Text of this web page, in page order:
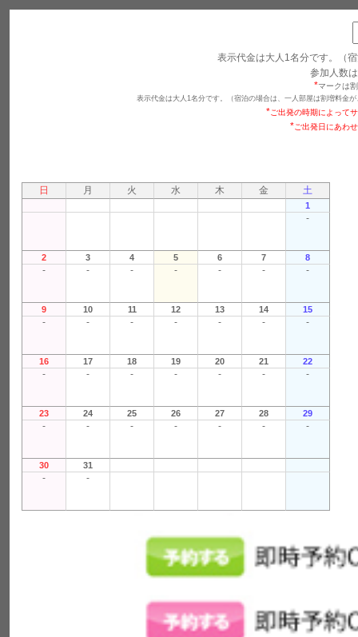
表示代金は大人1名分です。（
参加人数は
*マークは
表示代金は大人1名分です。（宿泊の場合は、一人部屋は割増料金
*ご出発の時期によって
*ご出発日にあわ
日 月 火 水 木 金 土
1
-
2 3 4 5 6 7 8
- - - - - - -
9 10 11 12 13 14 15
- - - - - - -
16 17 18 19 20 21 22
- - - - - - -
23 24 25 26 27 28 29
- - - - - - -
30 31
- -